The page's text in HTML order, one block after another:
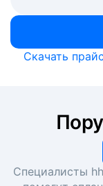
Скачать
Специалисты